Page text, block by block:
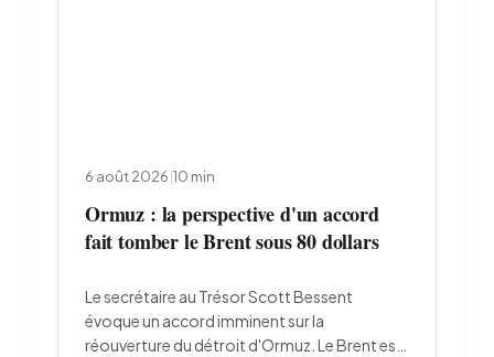
6 août 2026|10 min
Ormuz : la perspective d'un accord
fait tomber le Brent sous 80 dollars
Le secrétaire au Trésor Scott Bessent
évoque un accord imminent sur la
réouverture du détroit d'Ormuz. Le Brent est